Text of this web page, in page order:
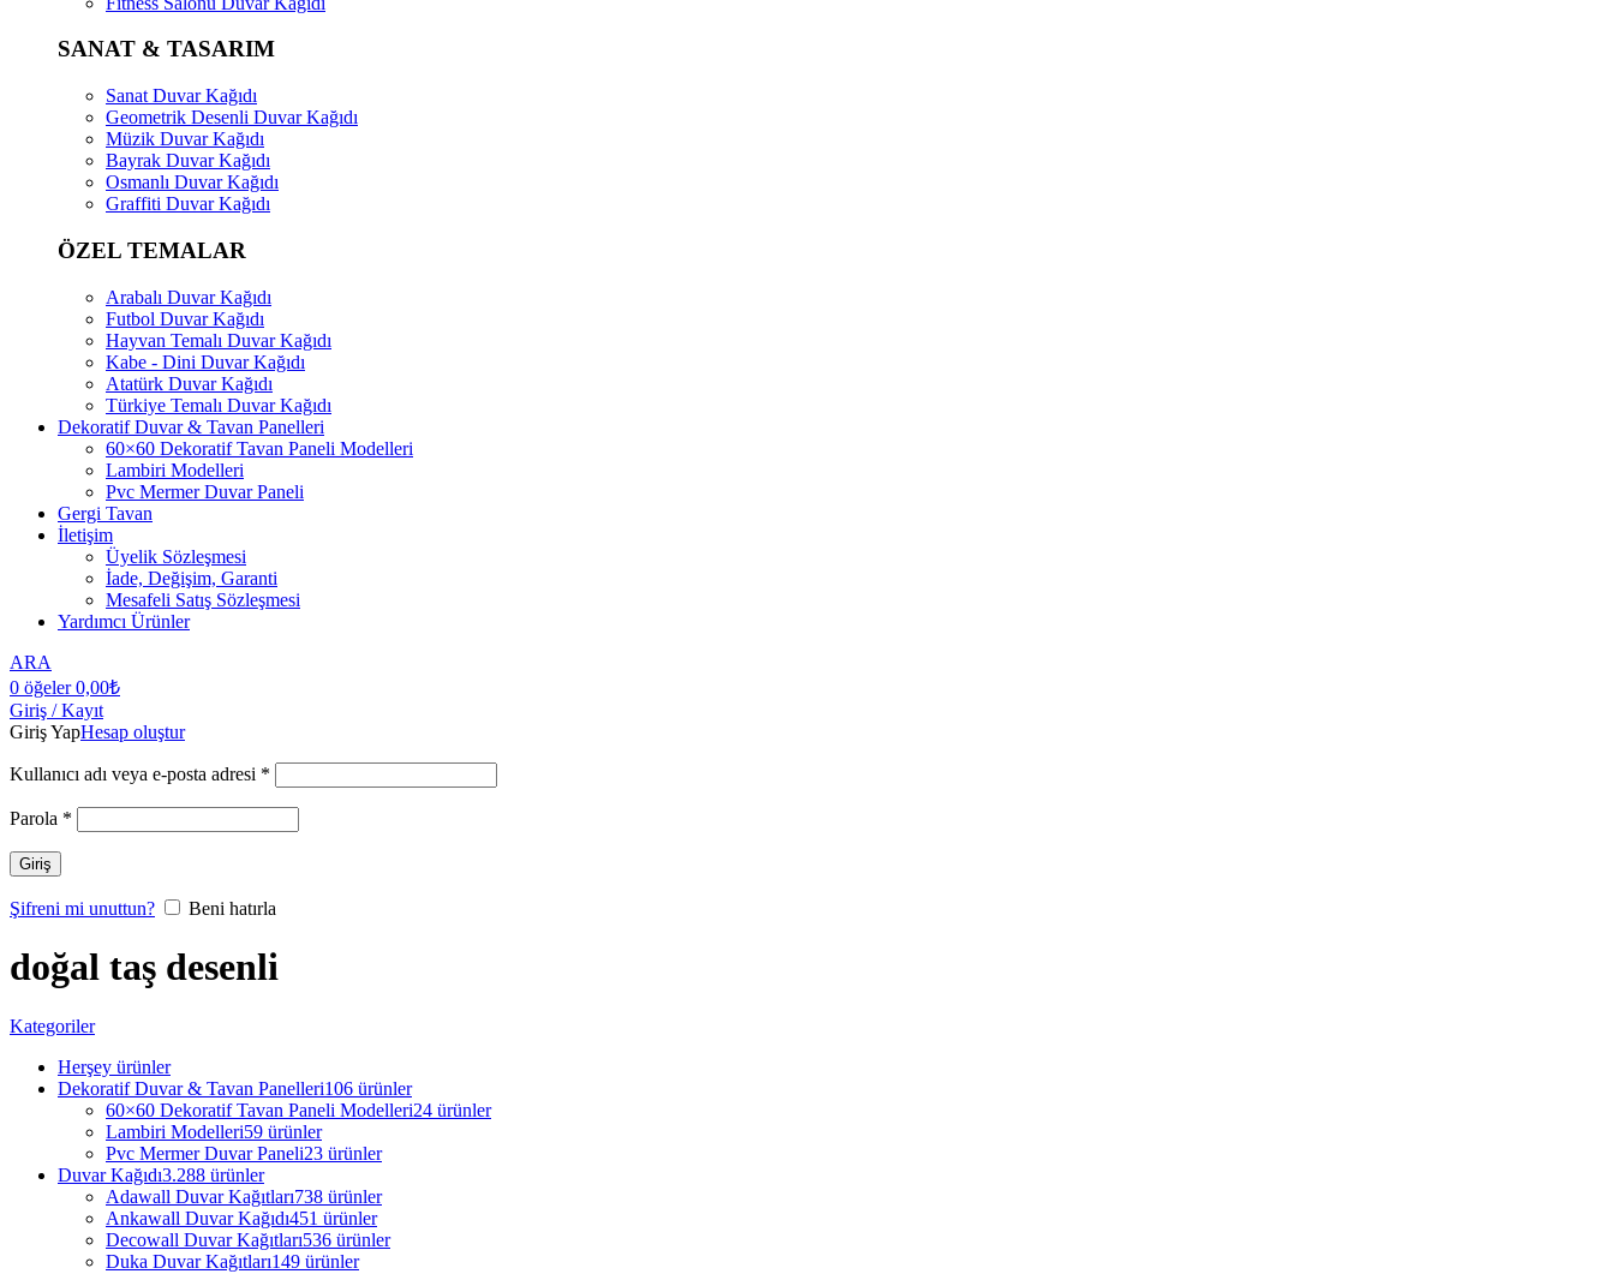
SANAT & TASARIM
Sanat Duvar Kağıdı
Geometrik Desenli Duvar Kağıdı
Müzik Duvar Kağıdı
Bayrak Duvar Kağıdı
Osmanlı Duvar Kağıdı
Graffiti Duvar Kağıdı
ÖZEL TEMALAR
Arabalı Duvar Kağıdı
Futbol Duvar Kağıdı
Hayvan Temalı Duvar Kağıdı
Kabe - Dini Duvar Kağıdı
Atatürk Duvar Kağıdı
Türkiye Temalı Duvar Kağıdı
Dekoratif Duvar & Tavan Panelleri
60×60 Dekoratif Tavan Paneli Modelleri
Lambiri Modelleri
Pvc Mermer Duvar Paneli
Gergi Tavan
İletişim
Üyelik Sözleşmesi
İade, Değişim, Garanti
Mesafeli Satış Sözleşmesi
Yardımcı Ürünler
ARA
0 öğeler 0,00₺
Giriş / Kayıt
Giriş YapHesap oluştur
Kullanıcı adı veya e-posta adresi *
Parola *
Giriş
Şifreni mi unuttun? Beni hatırla
doğal taş desenli
Kategoriler
Herşey ürünler
Dekoratif Duvar & Tavan Panelleri106 ürünler
60×60 Dekoratif Tavan Paneli Modelleri24 ürünler
Lambiri Modelleri59 ürünler
Pvc Mermer Duvar Paneli23 ürünler
Duvar Kağıdı3.288 ürünler
Adawall Duvar Kağıtları738 ürünler
Ankawall Duvar Kağıdı451 ürünler
Decowall Duvar Kağıtları536 ürünler
Duka Duvar Kağıtları149 ürünler